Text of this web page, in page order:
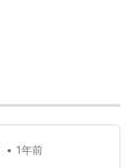
• 1年前